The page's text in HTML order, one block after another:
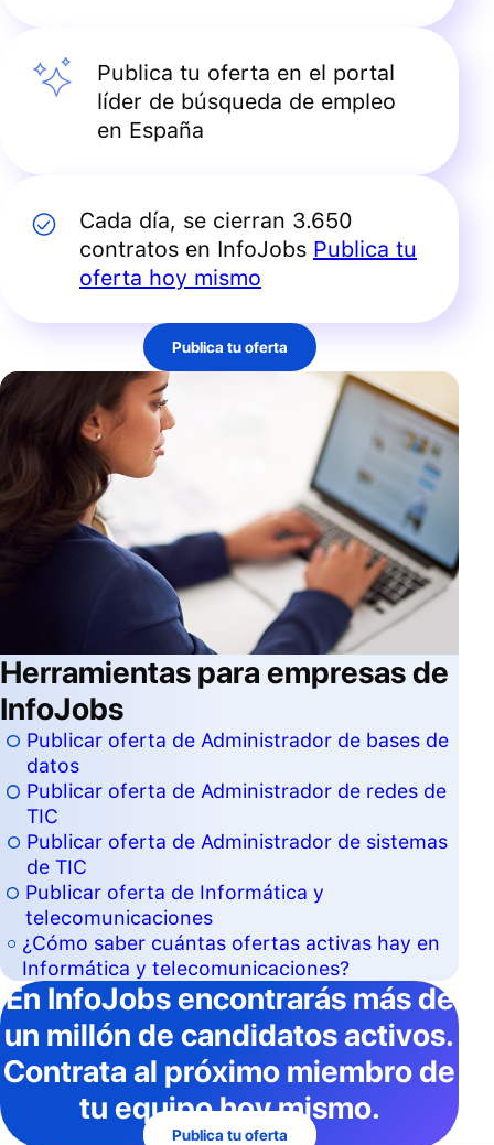
Publica tu oferta en el portal
líder de búsqueda de empleo
en España
Cada día, se cierran 3.650
contratos en InfoJobs Publica tu
oferta hoy mismo
Publica tu oferta
Herramientas para empresas de
InfoJobs
Publicar oferta de Administrador de bases de
datos
Publicar oferta de Administrador de redes de
TIC
Publicar oferta de Administrador de sistemas
de TIC
Publicar oferta de Informática y
telecomunicaciones
¿Cómo saber cuántas ofertas activas hay en
Informática y telecomunicaciones?
En InfoJobsencontrarás más de
un millón de candidatos activos.
Contrata al próximo miembro de
tu equipo hoy mismo.
Publica tu oferta